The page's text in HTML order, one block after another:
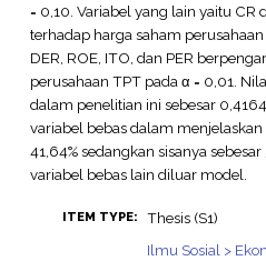
= 0,10. Variabel yang lain yaitu CR
terhadap harga saham perusahaan
DER, ROE, ITO, dan PER
perusahaan TPT pada α = 0,01.
dalam penelitian ini sebesar
variabel bebas dalam
41,64% sedangkan sisanya
variabel bebas lain diluar model.
ITEM TYPE: Thesis (S1)
Ilmu Sosial >